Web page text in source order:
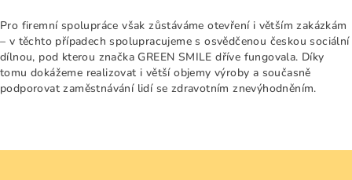
Pro firemní spolupráce však zůstáváme otevření i větším zakázkám
– v těchto případech spolupracujeme s osvědčenou českou sociální
dílnou, pod kterou značka GREEN SMILE dříve fungovala. Díky
tomu dokážeme realizovat i větší objemy výroby a současně
podporovat zaměstnávání lidí se zdravotním znevýhodněním.